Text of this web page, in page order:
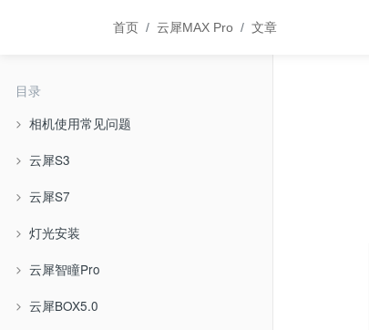
首页 云犀MAX Pro 文章
目录
相机使用常见问题
云犀S3
云犀S7
灯光安装
云犀智瞳Pro
云犀BOX5.0